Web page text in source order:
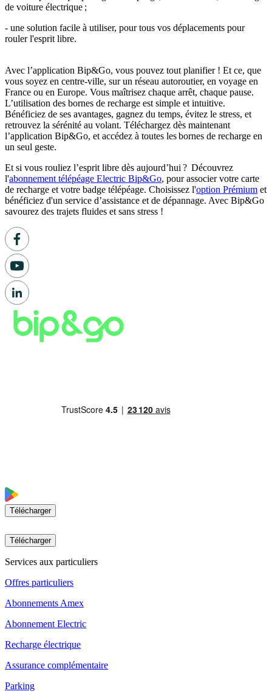
de voiture électrique ;
- une solution facile à utiliser, pour tous vos déplacements pour
rouler l'esprit libre.
Avec l’application Bip&Go, vous pouvez tout planifier ! Et ce, que
vous soyez en centre-ville, sur un réseau autoroutier, en voyage en
France ou en Europe. Vous maîtrisez chaque arrêt, chaque pause.
L’utilisation des bornes de recharge est simple et intuitive.
Bénéficiez de ses avantages, gagnez du temps, évitez le stress, et
retrouvez la sérénité au volant. Téléchargez dès maintenant
l’application Bip&Go, et accédez à toutes les bornes de recharge en
un seul geste.
Et si vous rouliez l’esprit libre dès aujourd’hui ? Découvrez
l'abonnement télépéage Electric Bip&Go, pour associer votre carte
de recharge et votre badge télépéage. Choisissez l'option Prémium et
bénéficiez d'un service d’assistance et de dépannage. Avec Bip&Go
savourez des trajets fluides et sans stress !
Télécharger
Télécharger
Services aux particuliers
Offres particuliers
Abonnements Amex
Abonnement Electric
Recharge électrique
Assurance complémentaire
Parking